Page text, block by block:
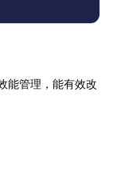
能管理，能有效改